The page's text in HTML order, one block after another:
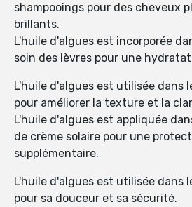
shampooings pour des cheveux
brillants.
L'huile d'algues est incorporée
soin des lèvres pour une
L'huile d'algues est utilisée dans
pour améliorer la texture et la
L'huile d'algues est appliquée
de crème solaire pour une
supplémentaire.
L'huile d'algues est utilisée dans
pour sa douceur et sa sécurité.